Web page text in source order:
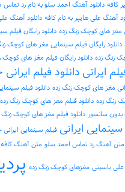
آهنگ احمد سلو به نام رد تماس دانلود آهنگ
به نام کافه دانلود آهنگ علی هایپر کافه
زنگ زده دانلود رایگان فیلم سینمایی ایرانی
فیلم سینمایی مغز های کوچک زنگ زده دانلود
رایگان فیلم مغز های کوچک زنگ زده
دانلود فیلم ایرانی جدید
کوچک زنگ زده دانلود فیلم سینمایی جدید
فیلم مغز های کوچک زنگ زده دانلود فیلم
دانلود فیلم مغز های کوچک زنگ زده رایگان
ایرانی فیلم سینمایی ایرانی جدید فیلم
تماس احمد سلو متن آهنگ کافه از علی هایپر
مغزهای کوچک زنگ زده پردیس